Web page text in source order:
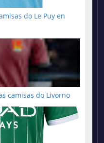
do Le Puy en
camisas do Livorno